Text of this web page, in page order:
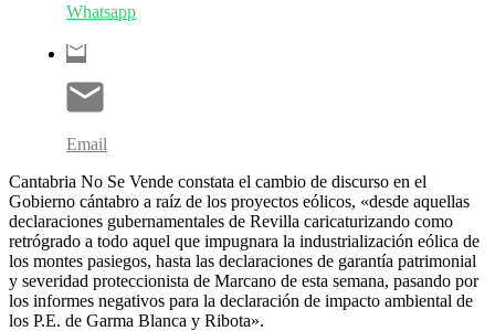
Whatsapp
Email
Cantabria No Se Vende constata el cambio de discurso en el
Gobierno cántabro a raíz de los proyectos eólicos, «desde aquellas
declaraciones gubernamentales de Revilla caricaturizando como
retrógrado a todo aquel que impugnara la industrialización eólica de
los montes pasiegos, hasta las declaraciones de garantía patrimonial
y severidad proteccionista de Marcano de esta semana, pasando por
los informes negativos para la declaración de impacto ambiental de
los P.E. de Garma Blanca y Ribota».